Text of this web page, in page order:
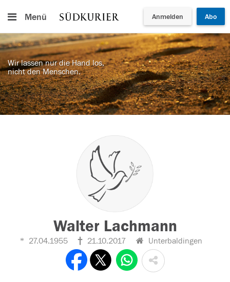
Menü Anmelden Abo
Wir lassen nur die Hand los,
nicht den Menschen.
Walter Lachmann
27.04.1955 21.10.2017 Unterbaldingen